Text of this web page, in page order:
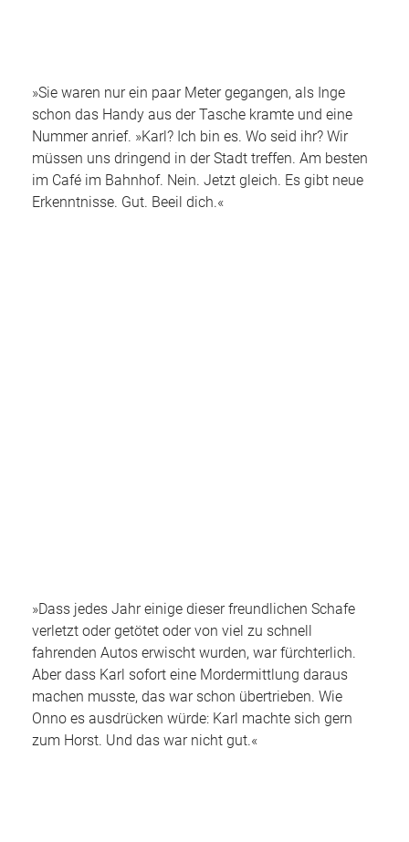
»Sie waren nur ein paar Meter gegangen, als Inge
schon das Handy aus der Tasche kramte und eine
Nummer anrief. »Karl? Ich bin es. Wo seid ihr? Wir
müssen uns dringend in der Stadt treffen. Am besten
im Café im Bahnhof. Nein. Jetzt gleich. Es gibt neue
Erkenntnisse. Gut. Beeil dich.«
»Dass jedes Jahr einige dieser freundlichen Schafe
verletzt oder getötet oder von viel zu schnell
fahrenden Autos erwischt wurden, war fürchterlich.
Aber dass Karl sofort eine Mordermittlung daraus
machen musste, das war schon übertrieben. Wie
Onno es ausdrücken würde: Karl machte sich gern
zum Horst. Und das war nicht gut.«